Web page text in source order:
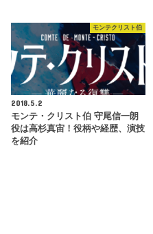
モンテクリスト伯
2018.5.2
モンテ・クリスト伯 守尾信一朗
役は高杉真宙！役柄や経歴、演技
を紹介